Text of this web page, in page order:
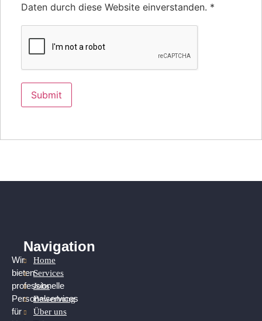
Daten durch diese Website einverstanden. *
Wir
bieten
professionelle
Personalservices
für
Navigation
Home
Services
Jobs
Bewerbung
Über uns